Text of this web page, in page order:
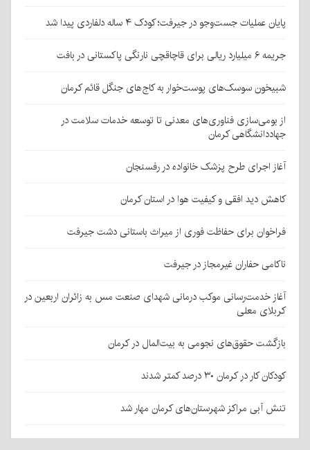
پایان عملیات جست‌وجو در جیرفت؛ کودک ۴ ساله دلفاردی پیدا شد
جریمه ۶ میلیارد ریالی برای قاچاقچی نارنگی پاکستانی در بافت
شبیخون سوسک‌های پوست‌خوار به کاج‌های جنگل قائم کرمان
از بومی‌سازی فناوری‌های معدنی تا توسعه خدمات سلامت در
جهاددانشگاهی کرمان
آغاز اجرای طرح پزشک خانواده در رفسنجان
کاهش دید افقی و کیفیت هوا در استان کرمان
فراخوان برای حفاظت فوری از میراث باستانی دشت جیرفت
ناکامی حفاران غیرمجاز در جیرفت
آغاز خدمت‌رسانی موکب درمانی شهدای صنعت مس به زائران اربعین در
کربلای معلی
بازگشت حقوق‌های نجومی به بیت‌المال در کرمان
کودکان کار در کرمان ۳۰ درصد کمتر شدند
تنش آبی مراکز شهرستان‌های کرمان مهار شد